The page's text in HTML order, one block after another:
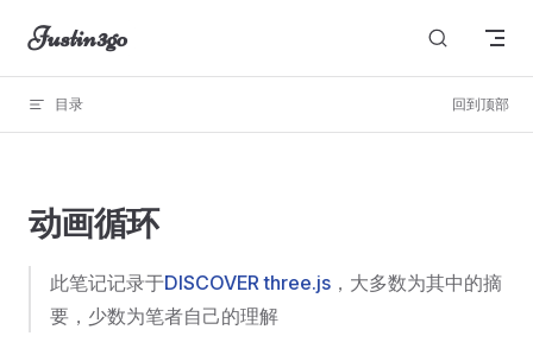
Skip to content
Justin3go
目录 回到顶部
动画循环
此笔记记录于DISCOVER three.js ，大多数为其中的摘
要，少数为笔者自己的理解